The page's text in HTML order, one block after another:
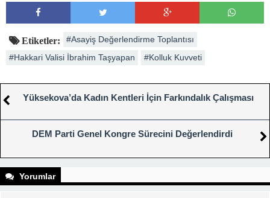
Etiketler:
#Asayiş Değerlendirme Toplantısı
#Hakkari Valisi İbrahim Taşyapan
#Kolluk Kuvveti
Yüksekova’da Kadın Kentleri İçin Farkındalık Çalışması
DEM Parti Genel Kongre Sürecini Değerlendirdi
Yorumlar